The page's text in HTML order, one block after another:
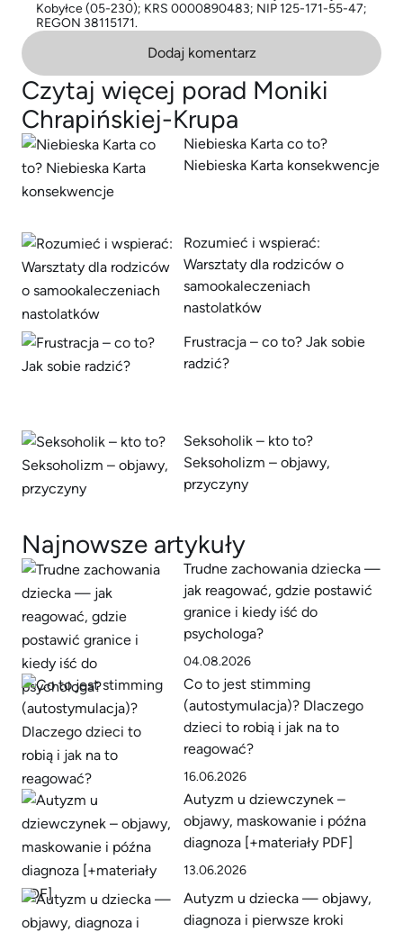
Kobyłce (05-230); KRS 0000890483; NIP 125-171-55-47;
REGON 38115171.
Dodaj komentarz
Czytaj więcej porad Moniki
Chrapińskiej-Krupa
Niebieska Karta co to?
Niebieska Karta konsekwencje
Rozumieć i wspierać:
Warsztaty dla rodziców o
samookaleczeniach
nastolatków
Frustracja – co to? Jak sobie
radzić?
Seksoholik – kto to?
Seksoholizm – objawy,
przyczyny
Najnowsze artykuły
Trudne zachowania dziecka —
jak reagować, gdzie postawić
granice i kiedy iść do
psychologa?
04.08.2026
Co to jest stimming
(autostymulacja)? Dlaczego
dzieci to robią i jak na to
reagować?
16.06.2026
Autyzm u dziewczynek –
objawy, maskowanie i późna
diagnoza [+materiały PDF]
13.06.2026
Autyzm u dziecka — objawy,
diagnoza i pierwsze kroki